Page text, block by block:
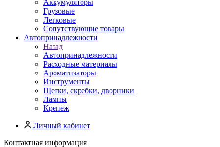
Аккумуляторы
Грузовые
Легковые
Сопутствующие товары
Автопринадлежности
Назад
Автопринадлежности
Расходные материалы
Ароматизаторы
Инструменты
Щетки, скребки, дворники
Лампы
Крепеж
Личный кабинет
Контактная информация